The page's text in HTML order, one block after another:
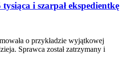
i szarpał ekspedientkę
o przykładzie wyjątkowej
Sprawca został zatrzymany i